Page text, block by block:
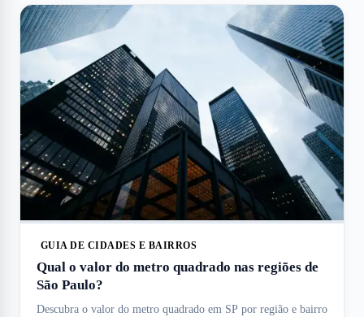
GUIA DE CIDADES E BAIRROS
Qual o valor do metro quadrado nas regiões de
São Paulo?
Descubra o valor do metro quadrado em SP por região e bairro